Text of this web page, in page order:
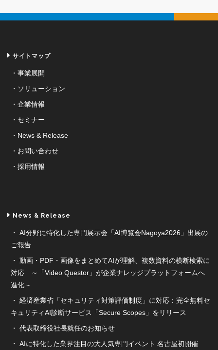
サイトマップ
事業展開
ソリューション
企業情報
セミナー
News & Release
お問い合わせ
採用情報
News & Release
AI分野に特化した専門展示会「AI博覧会Nagoya2026」出展の
ご報告
動画・PDF・画像をまとめてAIが理解、複数資料の横断検索に
対応 ～「Video Questor」が企業ナレッジプラットフォームへ
進化～
経済産業省「セキュリティ対策評価制度」に対応：完全無料セ
キュリティAI診断サービス「Secure Scopes」をリリース
代表取締役社長就任のお知らせ
AIに特化した業界注目の大人気専門イベント 名古屋初開催